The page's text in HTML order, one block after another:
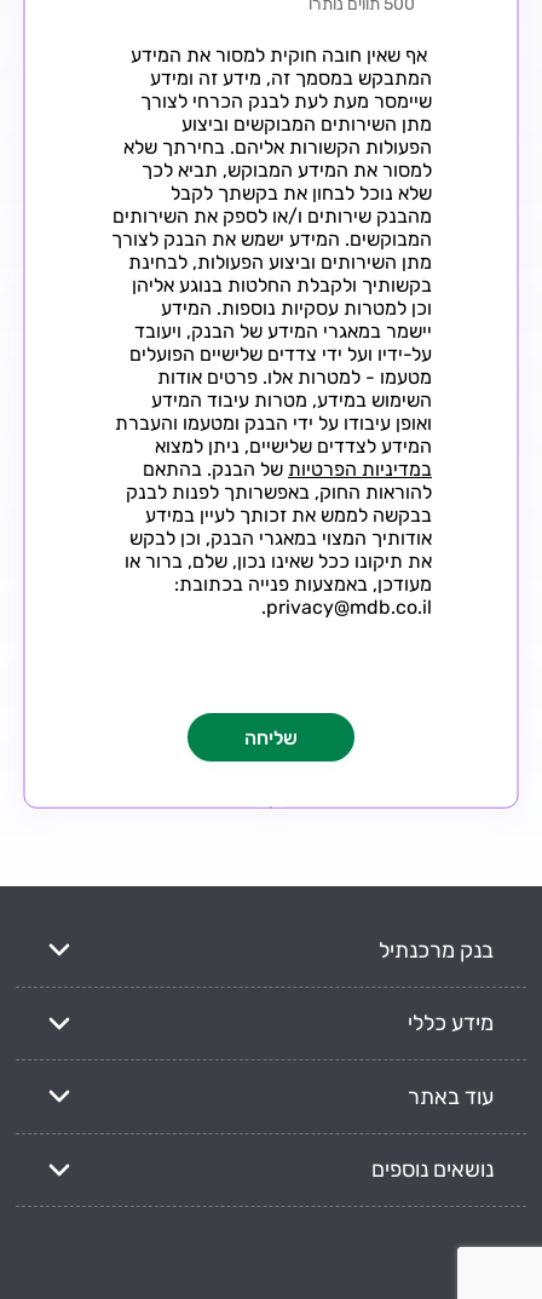
500 תווים נותרו
אף שאין חובה חוקית למסור את המידע
המתבקש במסמך זה, מידע זה ומידע
שיימסר מעת לעת לבנק הכרחי לצורך
מתן השירותים המבוקשים וביצוע
הפעולות הקשורות אליהם. בחירתך שלא
למסור את המידע המבוקש, תביא לכך
שלא נוכל לבחון את בקשתך לקבל
מהבנק שירותים ו/או לספק את השירותים
המבוקשים. המידע ישמש את הבנק לצורך
מתן השירותים וביצוע הפעולות, לבחינת
בקשותיך ולקבלת החלטות בנוגע אליהן
וכן למטרות עסקיות נוספות. המידע
יישמר במאגרי המידע של הבנק, ויעובד
על-ידיו ועל ידי צדדים שלישיים הפועלים
מטעמו - למטרות אלו. פרטים אודות
השימוש במידע, מטרות עיבוד המידע
ואופן עיבודו על ידי הבנק ומטעמו והעברת
המידע לצדדים שלישיים, ניתן למצוא
במדיניות הפרטיות של הבנק. בהתאם
להוראות החוק, באפשרותך לפנות לבנק
בבקשה לממש את זכותך לעיין במידע
אודותיך המצוי במאגרי הבנק, וכן לבקש
את תיקונו ככל שאינו נכון, שלם, ברור או
מעודכן, באמצעות פנייה בכתובת:
privacy@mdb.co.il.
בנק מרכנתיל
מידע כללי
עוד באתר
נושאים נוספים